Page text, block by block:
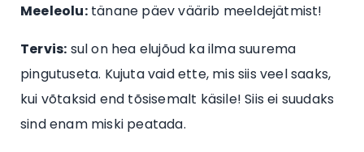
Meeleolu:tänane päev väärib meeldejätmist!
Tervis: sul on hea elujõud ka ilma suurema
pingutuseta. Kujuta vaid ette, mis siis veel saaks,
kui võtaksid end tõsisemalt käsile! Siis ei suudaks
sind enam miski peatada.